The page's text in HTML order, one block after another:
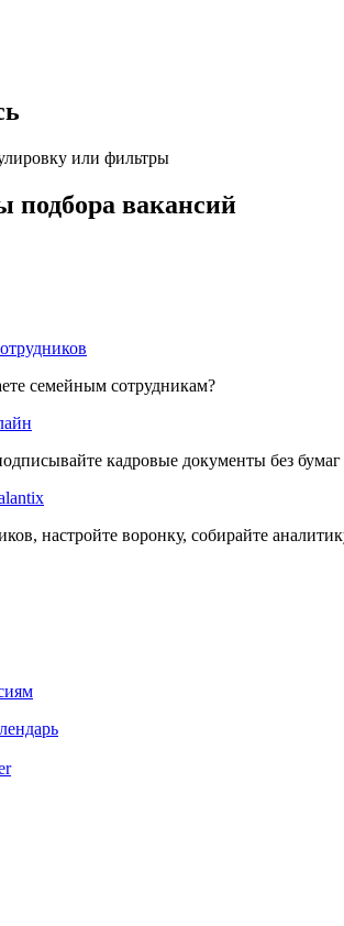
или фильтры
вакансий
семейным сотрудникам?
кадровые документы без
настройте воронку, собирайте